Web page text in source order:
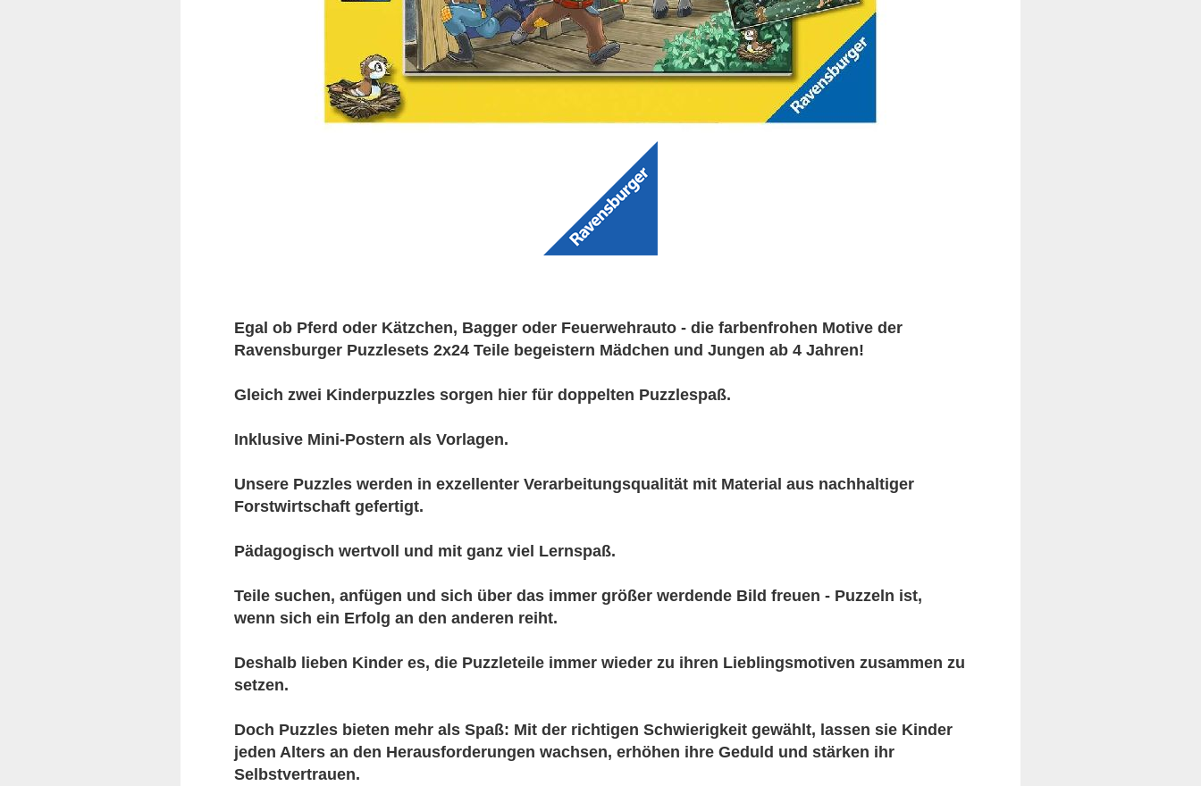
Egal ob Pferd oder Kätzchen, Bagger oder Feuerwehrauto - die farbenfrohen Motive der
Ravensburger Puzzlesets 2x24 Teile begeistern Mädchen und Jungen ab 4 Jahren!
Gleich zwei Kinderpuzzles sorgen hier für doppelten Puzzlespaß.
Inklusive Mini-Postern als Vorlagen.
Unsere Puzzles werden in exzellenter Verarbeitungsqualität mit Material aus nachhaltiger
Forstwirtschaft gefertigt.
Pädagogisch wertvoll und mit ganz viel Lernspaß.
Teile suchen, anfügen und sich über das immer größer werdende Bild freuen - Puzzeln ist,
wenn sich ein Erfolg an den anderen reiht.
Deshalb lieben Kinder es, die Puzzleteile immer wieder zu ihren Lieblingsmotiven zusammen zu
setzen.
Doch Puzzles bieten mehr als Spaß: Mit der richtigen Schwierigkeit gewählt, lassen sie Kinder
jeden Alters an den Herausforderungen wachsen, erhöhen ihre Geduld und stärken ihr
Selbstvertrauen.